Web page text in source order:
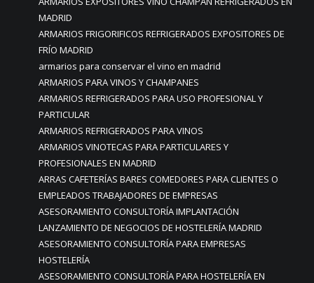
MADRID
ARMARIOS FRIGORIFICOS REFRIGERADOS EXPOSITORES DE
FRÍO MADRID
armarios para conservar el vino en madrid
ARMARIOS PARA VINOS Y CHAMPANES
ARMARIOS REFRIGERADOS PARA USO PROFESIONAL Y
PARTICULAR
ARMARIOS REFRIGERADOS PARA VINOS
ARMARIOS VINOTECAS PARA PARTICULARES Y
PROFESIONALES EN MADRID
ARRAS CAFETERÍAS BARES COMEDORES PARA CLIENTES O
EMPLEADOS TRABAJADORES DE EMPRESAS
ASESORAMIENTO CONSULTORÍA IMPLANTACIÓN
LANZAMIENTO DE NEGOCIOS DE HOSTELERÍA MADRID
ASESORAMIENTO CONSULTORÍA PARA EMPRESAS
HOSTELERÍA
ASESORAMIENTO CONSULTORÍA PARA HOSTELERÍA EN